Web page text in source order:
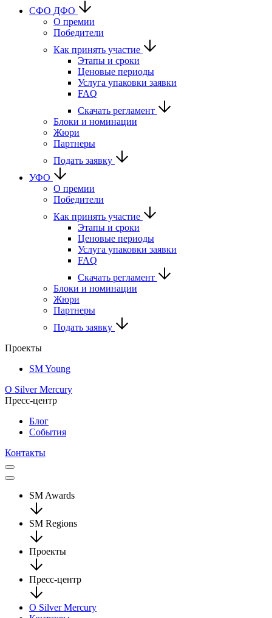
CФО ДФО
О премии
Победители
Как принять участие
Этапы и сроки
Ценовые периоды
Услуга упаковки заявки
FAQ
Скачать регламент
Блоки и номинации
Жюри
Партнеры
Подать заявку
УФО
О премии
Победители
Как принять участие
Этапы и сроки
Ценовые периоды
Услуга упаковки заявки
FAQ
Скачать регламент
Блоки и номинации
Жюри
Партнеры
Подать заявку
Проекты
SM Young
О Silver Mercury
Пресс-центр
Блог
События
Контакты
SM Awards
SM Regions
Проекты
Пресс-центр
О Silver Mercury